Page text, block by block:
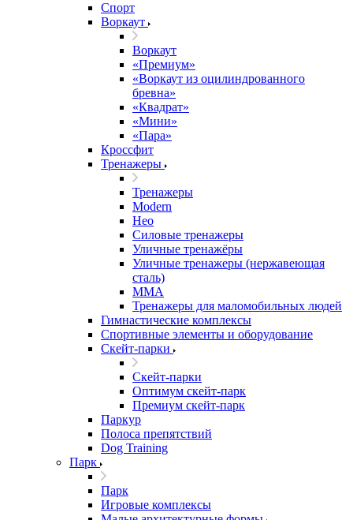
Спорт
Воркаут
Воркаут
«Премиум»
«Воркаут из оцилиндрованного
бревна»
«Квадрат»
«Мини»
«Пара»
Кроссфит
Тренажеры
Тренажеры
Modern
Нео
Силовые тренажеры
Уличные тренажёры
Уличные тренажеры (нержавеющая
сталь)
ММА
Тренажеры для маломобильных людей
Гимнастические комплексы
Спортивные элементы и оборудование
Скейт-парки
Скейт-парки
Оптимум скейт-парк
Премиум скейт-парк
Паркур
Полоса препятствий
Dog Training
Парк
Парк
Игровые комплексы